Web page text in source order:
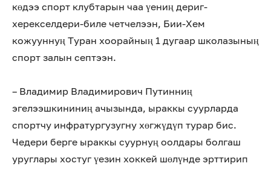
көдээ спорт клубтарын чаа үениң дериг-
херекселдери-биле четчелээн, Бии-Хем
кожууннуң Туран хоорайның 1 дугаар школазының
спорт залын септээн.
– Владимир Владимирович Путинниң
эгелээшкининиң ачызында, ыраккы суурларда
спортчу инфратургузугну хөгжүдүп турар бис.
Чедери берге ыраккы суурнуң оолдары болгаш
уруглары хостуг үезин хоккей шөлүнде эрттирип